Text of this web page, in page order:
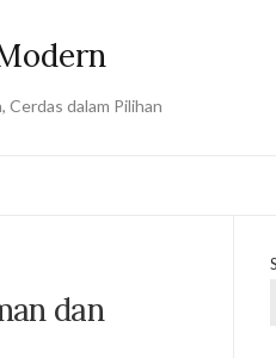
Cerdas dalam Pilihan
dan